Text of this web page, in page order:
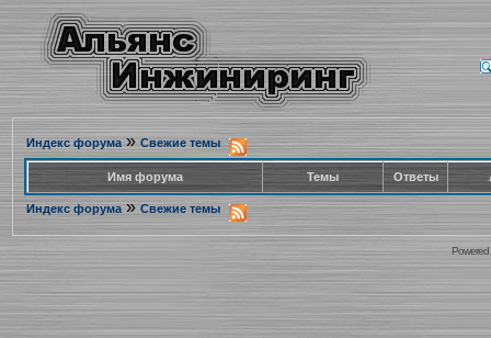
Индекс форума» Свежие темы
Имя форума Темы Ответы
Индекс форума » Свежие темы